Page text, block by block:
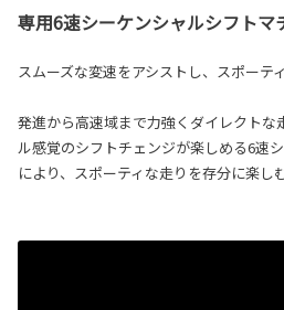
専用6速シーケンシャルシフトマ
スムーズな変速をアシストし、スポーテ
発進から高速域まで力強くダイレクトな
ル感覚のシフトチェンジが楽しめる6速
により、スポーティな走りを存分に楽し